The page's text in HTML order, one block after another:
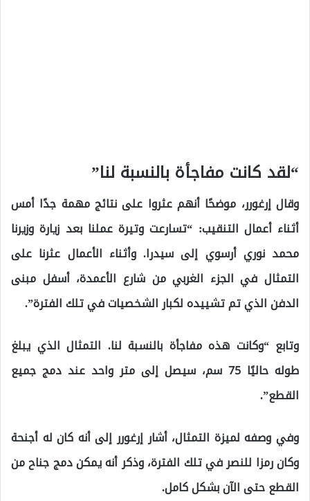
“لقد كانت مفاجأة بالنسبة لنا”
وقال إرغورر، موضحًا أنهم عثروا على نتائج مهمة جدًا أمس
أثناء أعمال التنقيب: “تسارعت وتيرة عملنا بعد زيارة وزيرنا
محمد نوري أرسوي إلى سيدرا. وأثناء الأعمال عثرنا على
التمثال في الجزء الغربي من شارع الأعمدة، أسفل مبنى
الدفن الذي تم تشييده لكبار الشخصيات في تلك الفترة”.
وتابع “وكانت هذه مفاجأة بالنسبة لنا. التمثال الذي يبلغ
طوله حاليًا 75 سم، سيصل إلى متر واحد عند دمج جميع
القطع”.
وفي وصفه لميزة التمثال، أشار إرغورر إلى أنه كان له أجنحة
وكان رمزا للنصر في تلك الفترة، وذكر أنه يمكن دمج جناح من
القطع حتى الآن بشكل كامل.